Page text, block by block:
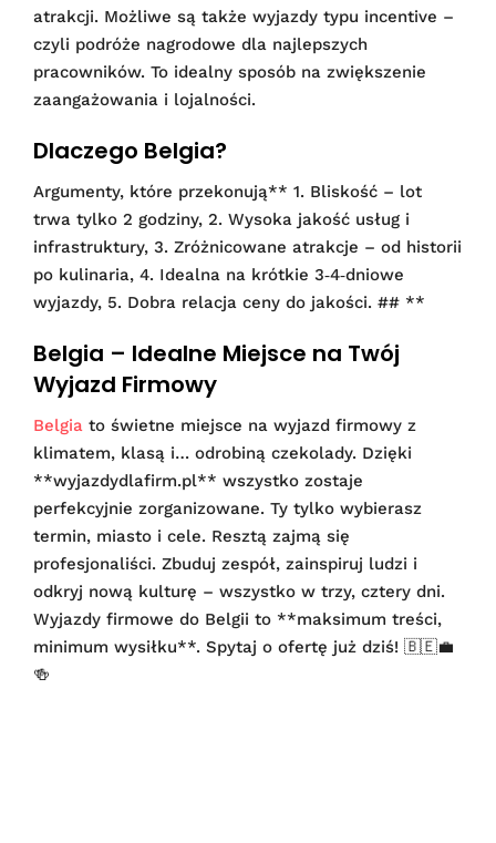
atrakcji. Możliwe są także wyjazdy typu incentive –
czyli podróże nagrodowe dla najlepszych
pracowników. To idealny sposób na zwiększenie
zaangażowania i lojalności.
Dlaczego Belgia?
Argumenty, które przekonują** 1. Bliskość – lot
trwa tylko 2 godziny, 2. Wysoka jakość usług i
infrastruktury, 3. Zróżnicowane atrakcje – od historii
po kulinaria, 4. Idealna na krótkie 3‑4‑dniowe
wyjazdy, 5. Dobra relacja ceny do jakości. ## **
Belgia – Idealne Miejsce na Twój
Wyjazd Firmowy
Belgia to świetne miejsce na wyjazd firmowy z
klimatem, klasą i… odrobiną czekolady. Dzięki
**wyjazdydlafirm.pl** wszystko zostaje
perfekcyjnie zorganizowane. Ty tylko wybierasz
termin, miasto i cele. Resztą zajmą się
profesjonaliści. Zbuduj zespół, zainspiruj ludzi i
odkryj nową kulturę – wszystko w trzy, cztery dni.
Wyjazdy firmowe do Belgii to **maksimum treści,
minimum wysiłku**. Spytaj o ofertę już dziś! 🇧🇪💼
🍻